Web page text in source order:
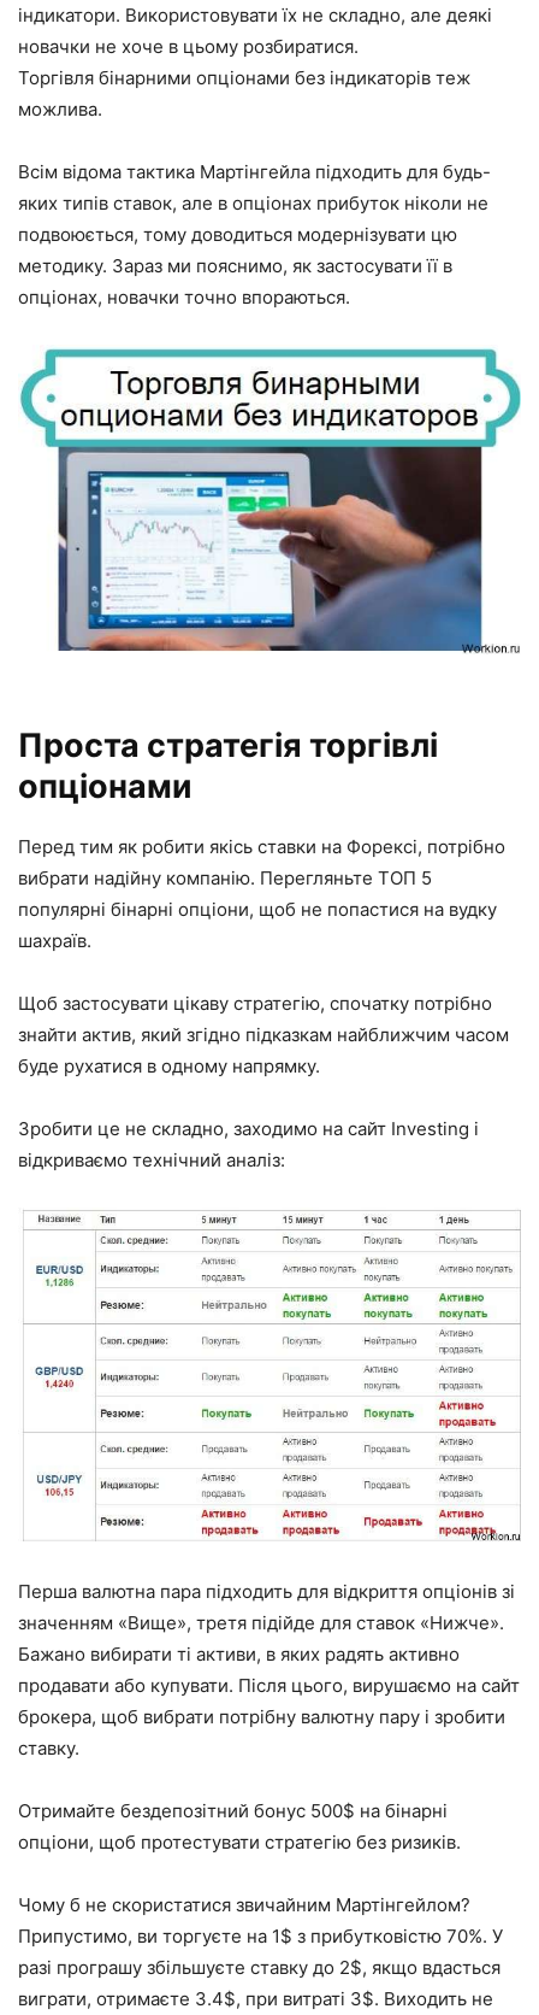
індикатори. Використовувати їх не складно, але деякі
новачки не хоче в цьому розбиратися.
Торгівля бінарними опціонами без індикаторів теж
можлива.
Всім відома тактика Мартінгейла підходить для будь-
яких типів ставок, але в опціонах прибуток ніколи не
подвоюється, тому доводиться модернізувати цю
методику. Зараз ми пояснимо, як застосувати її в
опціонах, новачки точно впораються.
Проста стратегія торгівлі
опціонами
Перед тим як робити якісь ставки на Форексі, потрібно
вибрати надійну компанію. Перегляньте ТОП 5
популярні бінарні опціони, щоб не попастися на вудку
шахраїв.
Щоб застосувати цікаву стратегію, спочатку потрібно
знайти актив, який згідно підказкам найближчим часом
буде рухатися в одному напрямку.
Зробити це не складно, заходимо на сайт Investing і
відкриваємо технічний аналіз:
Перша валютна пара підходить для відкриття опціонів зі
значенням «Вище», третя підійде для ставок «Нижче».
Бажано вибирати ті активи, в яких радять активно
продавати або купувати. Після цього, вирушаємо на сайт
брокера, щоб вибрати потрібну валютну пару і зробити
ставку.
Отримайте бездепозітний бонус 500$ на бінарні
опціони, щоб протестувати стратегію без ризиків.
Чому б не скористатися звичайним Мартінгейлом?
Припустимо, ви торгуєте на 1$ з прибутковістю 70%. У
разі програшу збільшуєте ставку до 2$, якщо вдасться
виграти, отримаєте 3.4$, при витраті 3$. Виходить не